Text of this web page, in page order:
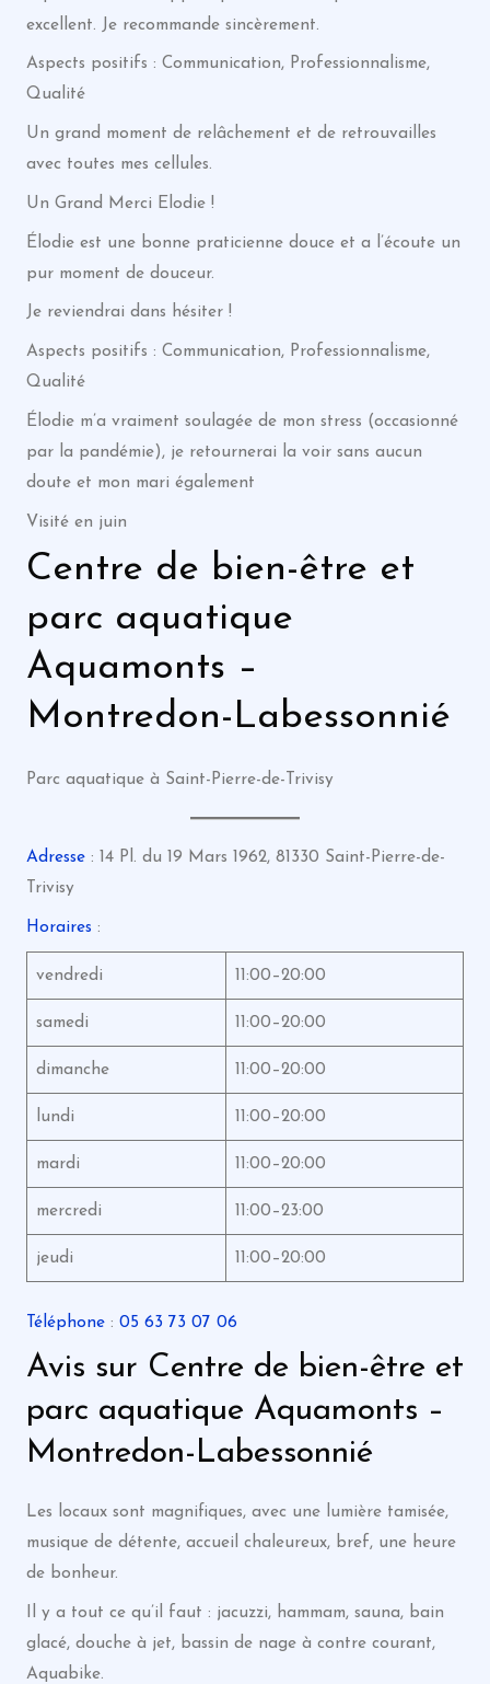
excellent. Je recommande sincèrement.
Aspects positifs : Communication, Professionnalisme,
Qualité
Un grand moment de relâchement et de retrouvailles
avec toutes mes cellules.
Un Grand Merci Elodie !
Élodie est une bonne praticienne douce et a l’écoute un
pur moment de douceur.
Je reviendrai dans hésiter !
Aspects positifs : Communication, Professionnalisme,
Qualité
Élodie m’a vraiment soulagée de mon stress (occasionné
par la pandémie), je retournerai la voir sans aucun
doute et mon mari également
Visité en juin
Centre de bien-être et
parc aquatique
Aquamonts –
Montredon-Labessonnié
Parc aquatique à Saint-Pierre-de-Trivisy
Adresse: 14 Pl. du 19 Mars 1962, 81330 Saint-Pierre-de-
Trivisy
Horaires :
vendredi 11:00–20:00
samedi 11:00–20:00
dimanche 11:00–20:00
lundi 11:00–20:00
mardi 11:00–20:00
mercredi 11:00–23:00
jeudi 11:00–20:00
Téléphone: 05 63 73 07 06
Avis sur Centre de bien-être et
parc aquatique Aquamonts –
Montredon-Labessonnié
Les locaux sont magnifiques, avec une lumière tamisée,
musique de détente, accueil chaleureux, bref, une heure
de bonheur.
Il y a tout ce qu’il faut : jacuzzi, hammam, sauna, bain
glacé, douche à jet, bassin de nage à contre courant,
Aquabike.